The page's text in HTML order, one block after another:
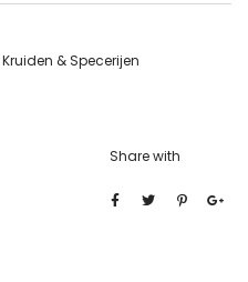
Kruiden & Specerijen
Share with